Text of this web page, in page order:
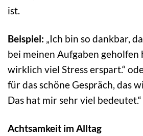
ist.
Beispiel: „Ich bin so dankbar,
bei meinen Aufgaben geholfen
wirklich viel Stress erspart.“
für das schöne Gespräch, das
Das hat mir sehr viel bedeutet.“
Achtsamkeit im Alltag